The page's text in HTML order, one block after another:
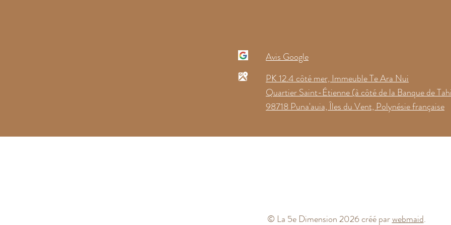
Avis Google
PK 12.4 côté mer, Immeuble Te Ara Nui
Quartier Saint-Étienne (à côté de la Banque de
98718 Puna'auia, Îles du Vent, Polynésie française
© La 5e Dimension 2026 créé parwebmaid.